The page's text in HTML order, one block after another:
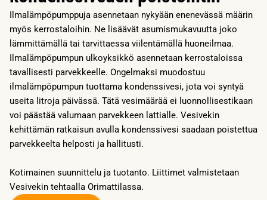
Ilmalämpöpumppuja asennetaan nykyään enenevässä määrin
myös kerrostaloihin. Ne lisäävät asumismukavuutta joko
lämmittämällä tai tarvittaessa viilentämällä huoneilmaa.
Ilmalämpöpumpun ulkoyksikkö asennetaan kerrostaloissa
tavallisesti parvekkeelle. Ongelmaksi muodostuu
ilmalämpöpumpun tuottama kondenssivesi, jota voi syntyä
useita litroja päivässä. Tätä vesimäärää ei luonnollisestikaan
voi päästää valumaan parvekkeen lattialle. Vesivekin
kehittämän ratkaisun avulla kondenssivesi saadaan poistettua
parvekkeelta helposti ja hallitusti.
Kotimainen suunnittelu ja tuotanto. Liittimet valmistetaan
Vesivekin tehtaalla Orimattilassa.